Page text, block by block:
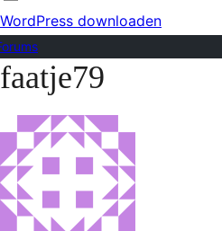
WordPress downloaden
Ga
inhoud
faatje79